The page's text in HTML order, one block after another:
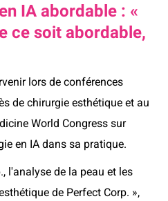
IA abordable : «
ce soit abordable,
lors de conférences
de chirurgie esthétique et au
World Congress sur
en IA dans sa pratique.
l'analyse de la peau et les
de Perfect Corp. »,